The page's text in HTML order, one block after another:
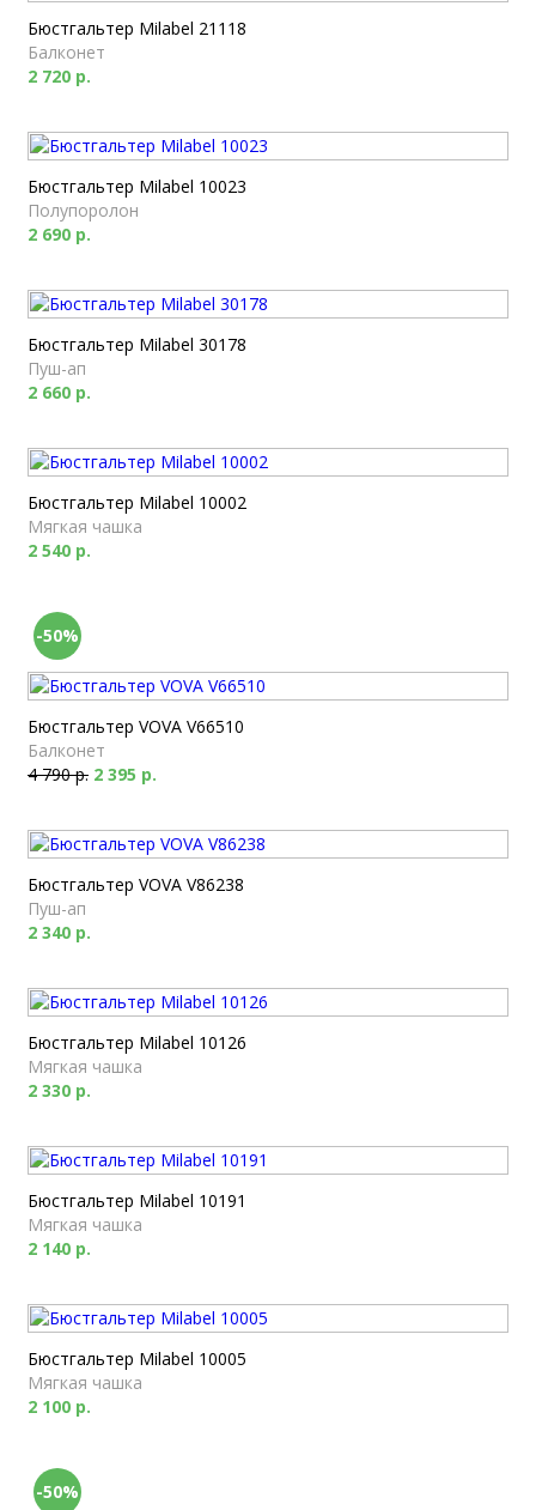
Бюстгальтер Milabel 21118
Балконет
2 720 р.
Бюстгальтер Milabel 10023
Полупоролон
2 690 р.
Бюстгальтер Milabel 30178
Пуш-ап
2 660 р.
Бюстгальтер Milabel 10002
Мягкая чашка
2 540 р.
-50%
Бюстгальтер VOVA V66510
Балконет
4 790 р. 2 395 р.
Бюстгальтер VOVA V86238
Пуш-ап
2 340 р.
Бюстгальтер Milabel 10126
Мягкая чашка
2 330 р.
Бюстгальтер Milabel 10191
Мягкая чашка
2 140 р.
Бюстгальтер Milabel 10005
Мягкая чашка
2 100 р.
-50%